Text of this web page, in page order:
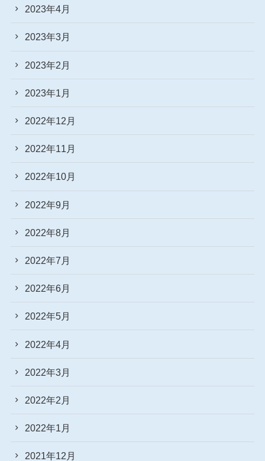
2023年4月
2023年3月
2023年2月
2023年1月
2022年12月
2022年11月
2022年10月
2022年9月
2022年8月
2022年7月
2022年6月
2022年5月
2022年4月
2022年3月
2022年2月
2022年1月
2021年12月